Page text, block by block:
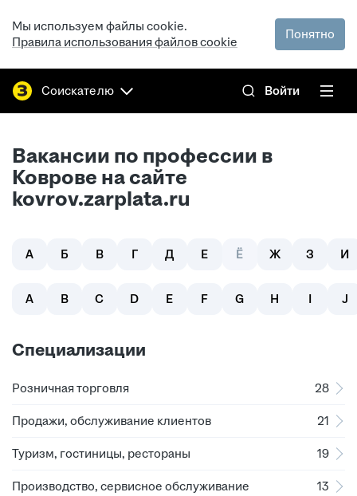
Мы используем файлы cookie.
Правила использования файлов cookie
Понятно
Соискателю Войти
Вакансии по профессии в
Коврове на сайте
kovrov.zarplata.ru
А Б В Г Д Е Ё Ж З И
A B C D E F G H I J
Специализации
Розничная торговля 28
Продажи, обслуживание клиентов 21
Туризм, гостиницы, рестораны 19
Производство, сервисное обслуживание 13